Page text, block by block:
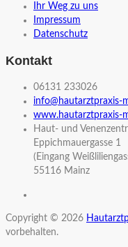
Ihr Weg zu uns
Impressum
Datenschutz
Kontakt
06131 233026
info@hautarztpraxis-
www.hautarztpraxis-
Haut- und
Eppichmauergasse 1
(Eingang
55116 Mainz
Copyright © 2026
vorbehalten.